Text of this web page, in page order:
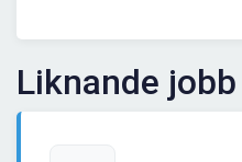
Liknande jobb